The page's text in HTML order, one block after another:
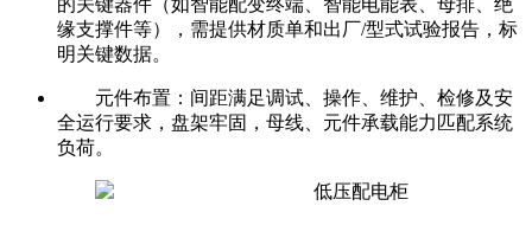
的关键器件（如智能配变终端、智能电能表、母排、绝
缘支撑件等），需提供材质单和出厂/型式试验报告，标
明关键数据。
元件布置：间距满足调试、操作、维护、检修及安
全运行要求，盘架牢固，母线、元件承载能力匹配系统
负荷。